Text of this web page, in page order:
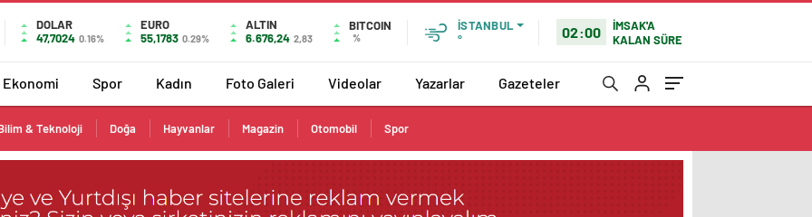
DOLAR
47,7024 0.16%
EURO
55,1783 0.29%
ALTIN
6.676,24 2,83
BITCOIN
%
İSTANBUL
°
02:00
İMSAK'A
KALAN SÜRE
Ekonomi Spor Kadın Foto Galeri Videolar Yazarlar Gazeteler
& Teknoloji Doğa Hayvanlar Magazin Otomobil Spor